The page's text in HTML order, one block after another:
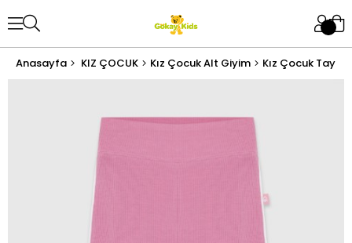
Anasayfa KIZ ÇOCUK Kız Çocuk Alt Giyim Kız Çocuk Tayt